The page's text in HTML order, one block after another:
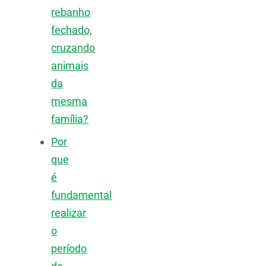
rebanho
fechado,
cruzando
animais
da
mesma
família?
Por
que
é
fundamental
realizar
o
período